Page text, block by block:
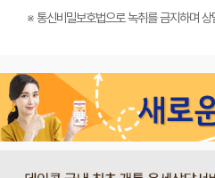
※ 통신비밀보호법으로 녹취를 금지하며